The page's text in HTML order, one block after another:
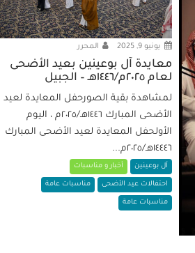
يونيو 9, 2025 المحرر
معايدة آل بوعينين بعيد الأضحى
لعام ٢٠٢٥م/١٤٤٦هـ – الجبيل
لمشاهدة بقية الصورحفل المعايدة لعيد
الأضحى المبارك ١٤٤٦هـ/٢٠٢٥م ، اليوم
الأولحفل المعايدة لعيد الأضحى المبارك
١٤٤٤٦هـ/٢٠٢٥م...
آل بوعينين أخبار و مناسبات
احتفالات عيد الأضحى مناسبات عامة
مناسبات عامة